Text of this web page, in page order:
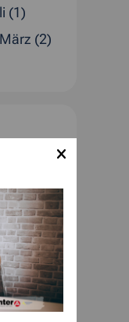
(1)
März (2)
April (2)
(4)